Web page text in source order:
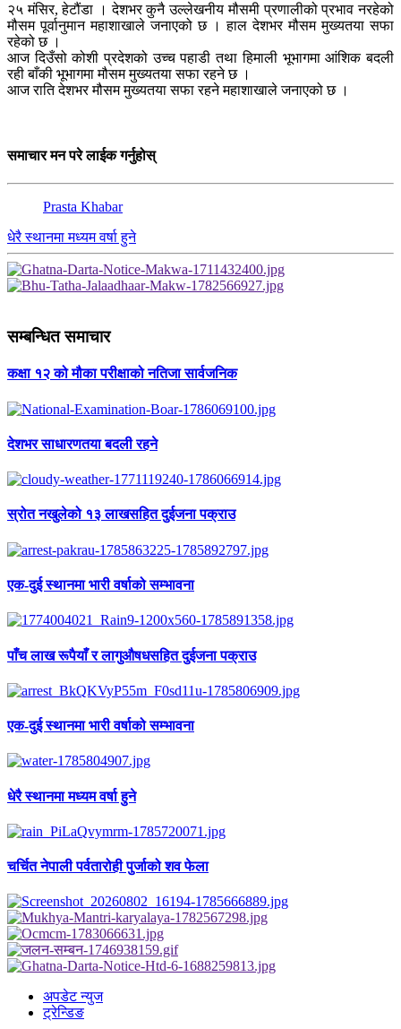
२५ मंसिर, हेटौंडा । देशभर कुनै उल्लेखनीय मौसमी प्रणालीको प्रभाव नरहेको
मौसम पूर्वानुमान महाशाखाले जनाएको छ । हाल देशभर मौसम मुख्यतया सफा
रहेको छ ।
आज दिउँसो कोशी प्रदेशको उच्च पहाडी तथा हिमाली भूभागमा आंशिक बदली
रही बाँकी भूभागमा मौसम मुख्यतया सफा रहने छ ।
आज राति देशभर मौसम मुख्यतया सफा रहने महाशाखाले जनाएको छ ।
समाचार मन परे लाईक गर्नुहोस्
Prasta Khabar
धेरै स्थानमा मध्यम वर्षा हुने
सम्बन्धित समाचार
कक्षा १२ को मौका परीक्षाको नतिजा सार्वजनिक
देशभर साधारणतया बदली रहने
स्रोत नखुलेको १३ लाखसहित दुईजना पक्राउ
एक-दुई स्थानमा भारी वर्षाको सम्भावना
पाँच लाख रूपैयाँ र लागुऔषधसहित दुईजना पक्राउ
एक-दुई स्थानमा भारी वर्षाको सम्भावना
धेरै स्थानमा मध्यम वर्षा हुने
चर्चित नेपाली पर्वतारोही पुर्जाको शव फेला
अपडेट न्युज
ट्रेन्डिङ